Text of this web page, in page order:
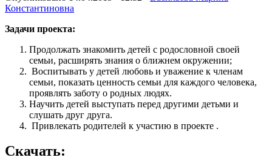
Константиновна
Задачи проекта:
Продолжать знакомить детей с родословной своей
семьи, расширять знания о ближнем окружении;
Воспитывать у детей любовь и уважение к членам
семьи, показать ценность семьи для каждого человека,
проявлять заботу о родных людях.
Научить детей выступать перед другими детьми и
слушать друг друга.
Привлекать родителей к участию в проекте .
Скачать: